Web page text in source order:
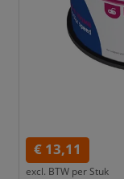
€ 13,11
excl. BTW per Stuk